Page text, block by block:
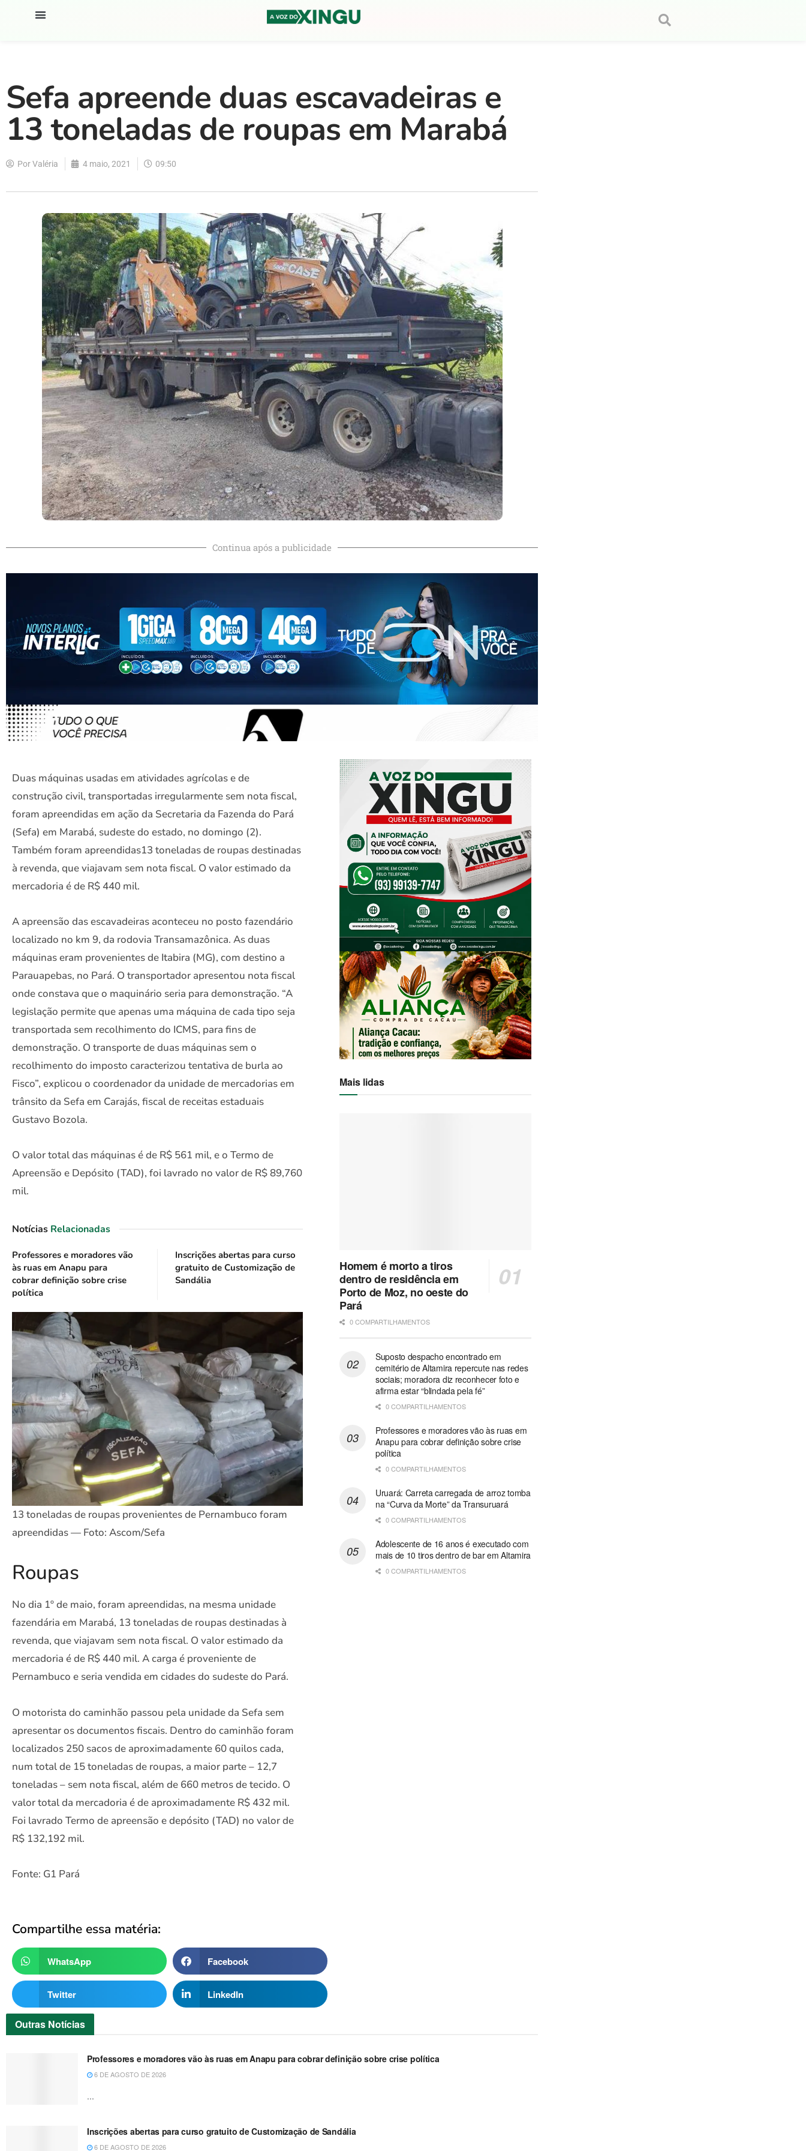
Sefa apreende duas escavadeiras e
13 toneladas de roupas em Marabá
PorValéria 4 maio, 2021 09:50
Continua após a publicidade
Duas máquinas usadas em atividades agrícolas e de
construção civil, transportadas irregularmente sem nota fiscal,
foram apreendidas em ação da Secretaria da Fazenda do Pará
(Sefa) em Marabá, sudeste do estado, no domingo (2).
Também foram apreendidas13 toneladas de roupas destinadas
à revenda, que viajavam sem nota fiscal. O valor estimado da
mercadoria é de R$ 440 mil.
A apreensão das escavadeiras aconteceu no posto fazendário
localizado no km 9, da rodovia Transamazônica. As duas
máquinas eram provenientes de Itabira (MG), com destino a
Parauapebas, no Pará. O transportador apresentou nota fiscal
onde constava que o maquinário seria para demonstração. “A
legislação permite que apenas uma máquina de cada tipo seja
transportada sem recolhimento do ICMS, para fins de
demonstração. O transporte de duas máquinas sem o
recolhimento do imposto caracterizou tentativa de burla ao
Fisco”, explicou o coordenador da unidade de mercadorias em
trânsito da Sefa em Carajás, fiscal de receitas estaduais
Gustavo Bozola.
O valor total das máquinas é de R$ 561 mil, e o Termo de
Apreensão e Depósito (TAD), foi lavrado no valor de R$ 89,760
mil.
Notícias Relacionadas
Professores e moradores vão
às ruas em Anapu para
cobrar definição sobre crise
política
Inscrições abertas para curso
gratuito de Customização de
Sandália
13 toneladas de roupas provenientes de Pernambuco foram
apreendidas — Foto: Ascom/Sefa
Roupas
No dia 1º de maio, foram apreendidas, na mesma unidade
fazendária em Marabá, 13 toneladas de roupas destinadas à
revenda, que viajavam sem nota fiscal. O valor estimado da
mercadoria é de R$ 440 mil. A carga é proveniente de
Pernambuco e seria vendida em cidades do sudeste do Pará.
O motorista do caminhão passou pela unidade da Sefa sem
apresentar os documentos fiscais. Dentro do caminhão foram
localizados 250 sacos de aproximadamente 60 quilos cada,
num total de 15 toneladas de roupas, a maior parte – 12,7
toneladas – sem nota fiscal, além de 660 metros de tecido. O
valor total da mercadoria é de aproximadamente R$ 432 mil.
Foi lavrado Termo de apreensão e depósito (TAD) no valor de
R$ 132,192 mil.
Fonte: G1 Pará
Compartilhe essa matéria:
WhatsApp Facebook
Twitter LinkedIn
Mais lidas
Homem é morto a tiros
dentro de residência em
Porto de Moz, no oeste do
Pará
0 COMPARTILHAMENTOS
Suposto despacho encontrado em
cemitério de Altamira repercute nas redes
sociais; moradora diz reconhecer foto e
afirma estar “blindada pela fé”
0 COMPARTILHAMENTOS
Professores e moradores vão às ruas em
Anapu para cobrar definição sobre crise
política
0 COMPARTILHAMENTOS
Uruará: Carreta carregada de arroz tomba
na “Curva da Morte” da Transuruará
0 COMPARTILHAMENTOS
Adolescente de 16 anos é executado com
mais de 10 tiros dentro de bar em Altamira
0 COMPARTILHAMENTOS
Outras Notícias
Professores e moradores vão às ruas em Anapu para cobrar definição sobre crise política
6 DE AGOSTO DE 2026
...
Inscrições abertas para curso gratuito de Customização de Sandália
6 DE AGOSTO DE 2026